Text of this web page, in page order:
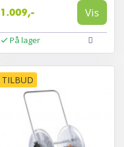
1.009,- Vis
På lager
TILBUD